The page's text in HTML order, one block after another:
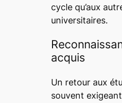
cycle qu’aux
universitaires.
acquis
Un retour aux
souvent